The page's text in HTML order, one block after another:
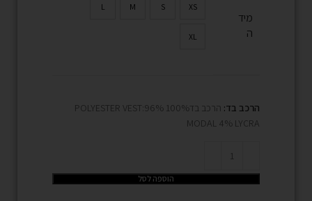
מיד
ה
XS
S
M
L
XL
הרכב בד:
הרכב בד100% POLYESTER VEST:96%
MODAL 4% LYCRA
הוספה לסל